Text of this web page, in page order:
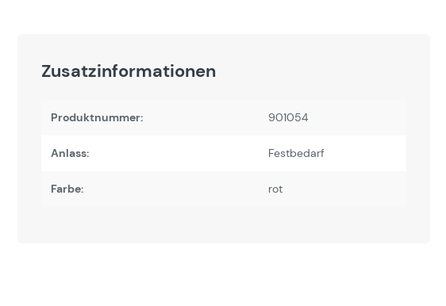
Zusatzinformationen
Produktnummer: 901054
Anlass: Festbedarf
Farbe: rot